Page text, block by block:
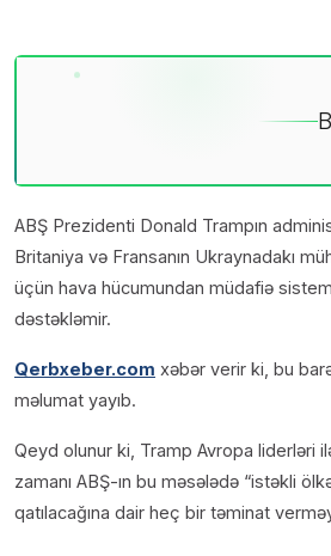
ABŞ Prezidenti Donald Trampın
Britaniya və Fransanın Ukraynadakı
üçün hava hücumundan müdafiə
dəstəkləmir.
Qerbxeber.com xəbər verir ki, bu
məlumat yayıb.
Qeyd olunur ki, Tramp Avropa liderləri ilə
zamanı ABŞ-ın bu məsələdə “istəkli
qatılacağına dair heç bir təminat